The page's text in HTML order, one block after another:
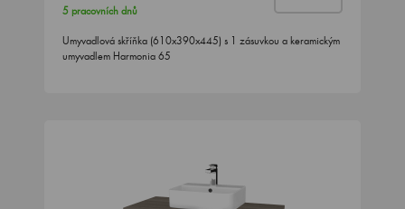
5 pracovních dnů
Umyvadlová skříňka (610x390x445) s 1 zásuvkou a keramickým
umyvadlem Harmonia 65